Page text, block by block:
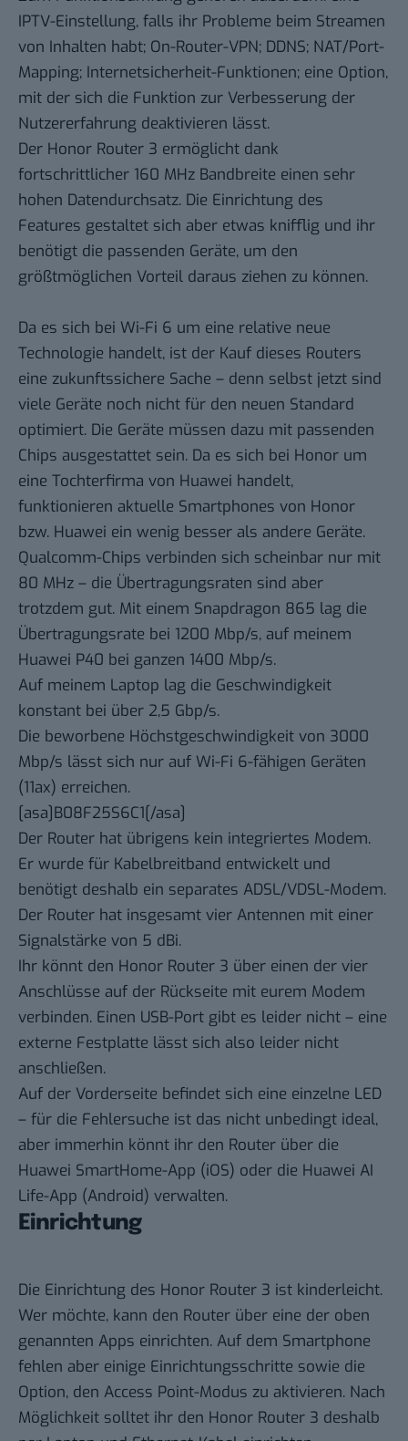
IPTV-Einstellung, falls ihr Probleme beim Streamen
von Inhalten habt; On-Router-VPN; DDNS; NAT/Port-
Mapping; Internetsicherheit-Funktionen; eine Option,
mit der sich die Funktion zur Verbesserung der
Nutzererfahrung deaktivieren lässt.
Der Honor Router 3 ermöglicht dank
fortschrittlicher 160 MHz Bandbreite einen sehr
hohen Datendurchsatz. Die Einrichtung des
Features gestaltet sich aber etwas knifflig und ihr
benötigt die passenden Geräte, um den
größtmöglichen Vorteil daraus ziehen zu können.
Da es sich bei Wi-Fi 6 um eine relative neue
Technologie handelt, ist der Kauf dieses Routers
eine zukunftssichere Sache – denn selbst jetzt sind
viele Geräte noch nicht für den neuen Standard
optimiert. Die Geräte müssen dazu mit passenden
Chips ausgestattet sein. Da es sich bei Honor um
eine Tochterfirma von Huawei handelt,
funktionieren aktuelle Smartphones von Honor
bzw. Huawei ein wenig besser als andere Geräte.
Qualcomm-Chips verbinden sich scheinbar nur mit
80 MHz – die Übertragungsraten sind aber
trotzdem gut. Mit einem Snapdragon 865 lag die
Übertragungsrate bei 1200 Mbp/s, auf meinem
Huawei P40 bei ganzen 1400 Mbp/s.
Auf meinem Laptop lag die Geschwindigkeit
konstant bei über 2,5 Gbp/s.
Die beworbene Höchstgeschwindigkeit von 3000
Mbp/s lässt sich nur auf Wi-Fi 6-fähigen Geräten
(11ax) erreichen.
[asa]B08F25S6C1[/asa]
Der Router hat übrigens kein integriertes Modem.
Er wurde für Kabelbreitband entwickelt und
benötigt deshalb ein separates ADSL/VDSL-Modem.
Der Router hat insgesamt vier Antennen mit einer
Signalstärke von 5 dBi.
Ihr könnt den Honor Router 3 über einen der vier
Anschlüsse auf der Rückseite mit eurem Modem
verbinden. Einen USB-Port gibt es leider nicht – eine
externe Festplatte lässt sich also leider nicht
anschließen.
Auf der Vorderseite befindet sich eine einzelne LED
– für die Fehlersuche ist das nicht unbedingt ideal,
aber immerhin könnt ihr den Router über die
Huawei SmartHome-App (iOS) oder die Huawei AI
Life-App (Android) verwalten.
Einrichtung
Die Einrichtung des Honor Router 3 ist kinderleicht.
Wer möchte, kann den Router über eine der oben
genannten Apps einrichten. Auf dem Smartphone
fehlen aber einige Einrichtungsschritte sowie die
Option, den Access Point-Modus zu aktivieren. Nach
Möglichkeit solltet ihr den Honor Router 3 deshalb